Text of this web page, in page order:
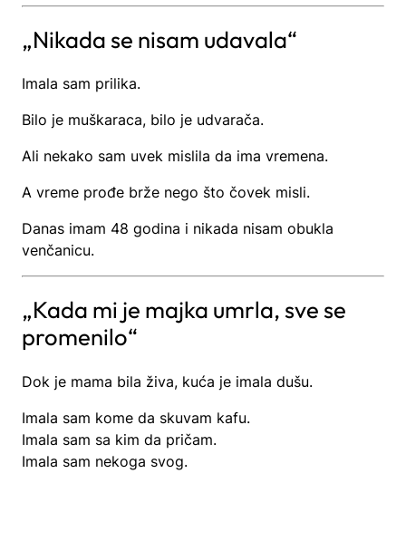
„Nikada se nisam udavala“
Imala sam prilika.
Bilo je muškaraca, bilo je udvarača.
Ali nekako sam uvek mislila da ima vremena.
A vreme prođe brže nego što čovek misli.
Danas imam 48 godina i nikada nisam obukla
venčanicu.
„Kada mi je majka umrla, sve se
promenilo“
Dok je mama bila živa, kuća je imala dušu.
Imala sam kome da skuvam kafu.
Imala sam sa kim da pričam.
Imala sam nekoga svog.